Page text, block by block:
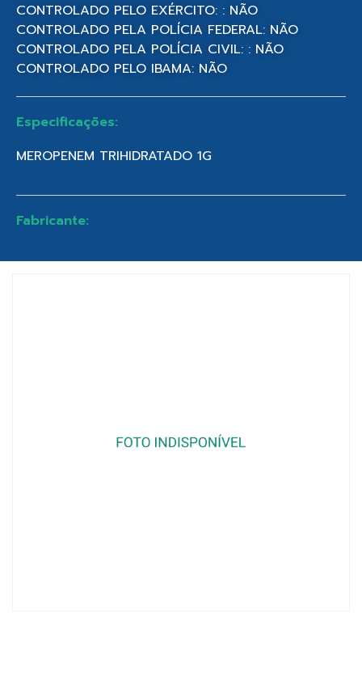
CONTROLADO PELO EXÉRCITO: : NÃO
CONTROLADO PELA POLÍCIA FEDERAL: NÃO
CONTROLADO PELA POLÍCIA CIVIL: : NÃO
CONTROLADO PELO IBAMA: NÃO
Especificações:
MEROPENEM TRIHIDRATADO 1G
Fabricante: